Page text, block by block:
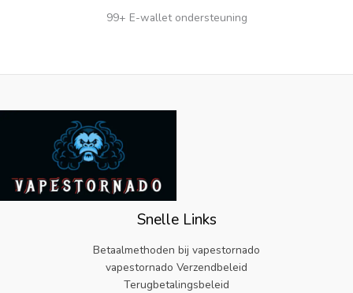
99+ E-wallet ondersteuning
Snelle Links
Betaalmethoden bij vapestornado
vapestornado Verzendbeleid
Terugbetalingsbeleid